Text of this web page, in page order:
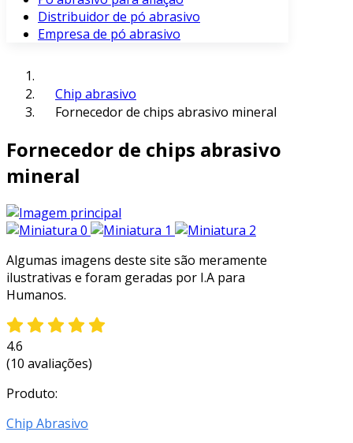
Distribuidor de pó abrasivo
Empresa de pó abrasivo
Chip abrasivo
Fornecedor de chips abrasivo mineral
Fornecedor de chips abrasivo
mineral
Algumas imagens deste site são meramente
ilustrativas e foram geradas por I.A para
Humanos.
4.6
(10 avaliações)
Produto:
Chip Abrasivo